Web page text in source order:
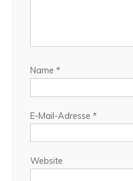
Name *
E-Mail-Adresse *
Website